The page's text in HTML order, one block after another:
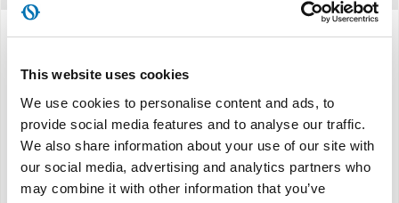
This website uses cookies
We use cookies to personalise content and ads, to
provide social media features and to analyse our traffic.
We also share information about your use of our site with
our social media, advertising and analytics partners who
may combine it with other information that you’ve
Προδιαγραφές
Τέσσερα μοντέλα ισχύος: 4,2 kW - 5,3 kW - 8,3
kW - 10,4 kW
Ευελιξία ως προς τον συνδυασμό και την